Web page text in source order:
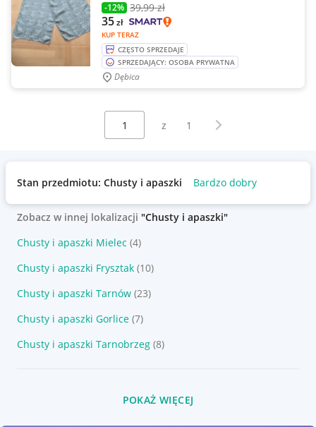
-12% 39,99 zł
KUP TERAZ
35zł
CZĘSTO SPRZEDAJE
SPRZEDAJĄCY: OSOBA PRYWATNA
Dębica
Wybierz stronę:
z 1 Następna strona
Stan przedmiotu: Chusty i apaszki Bardzo dobry
Zobacz w innej lokalizacji "Chusty i apaszki"
Chusty i apaszki Mielec (4)
Chusty i apaszki Frysztak (10)
Chusty i apaszki Tarnów (23)
Chusty i apaszki Gorlice (7)
Chusty i apaszki Tarnobrzeg (8)
POKAŻ WIĘCEJ